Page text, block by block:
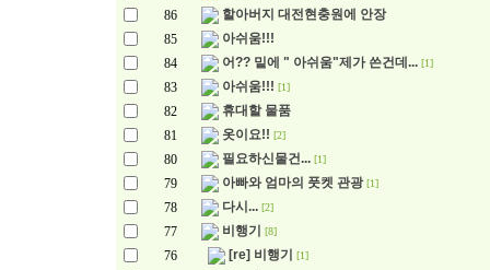
86
할아버지 대전현충원에 안장
85
아쉬움!!!
84
어?? 밑에 " 아쉬움"제가 쓴건데... [1]
83 아쉬움!!! [1]
82
휴대할 물품
81
옷이요!! [2]
80 필요하신물건... [1]
79 아빠와 엄마의 풋켓 관광 [1]
78 다시... [2]
77 비행기 [8]
76 [re] 비행기 [1]